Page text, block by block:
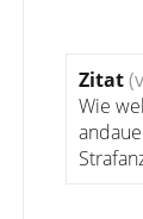
Zitat
Wie